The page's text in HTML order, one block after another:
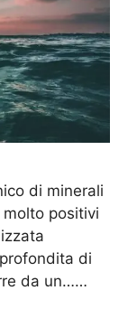
di minerali
positivi
di
da un……